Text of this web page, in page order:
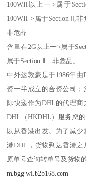
100WH以上一>属于
100WH->属于Section Ⅱ,
非危品
含量在2G以上一>属于
属于Section Ⅱ，非危品。
中外运敦豪是于1986年
资一半成立的合资公司
际快递作为DHL的代理
DHL（HKDHL）服务您
以从香港出发。为了减
港DHL，货物到达香港
原单号查询转单号及货物
m.bggjwl.b2b168.com